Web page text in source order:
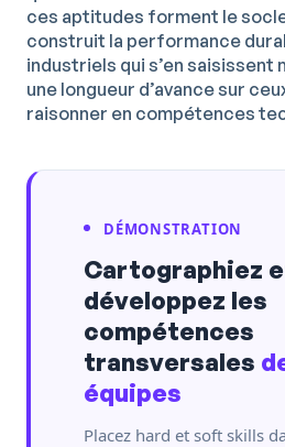
ces aptitudes forment le
construit la performance
industriels qui s’en saisissent
une longueur d’avance sur
raisonner en compétences
DÉMONSTRATION
Cartographiez
développez les
compétences
transversales
équipes
Placez hard et soft skills